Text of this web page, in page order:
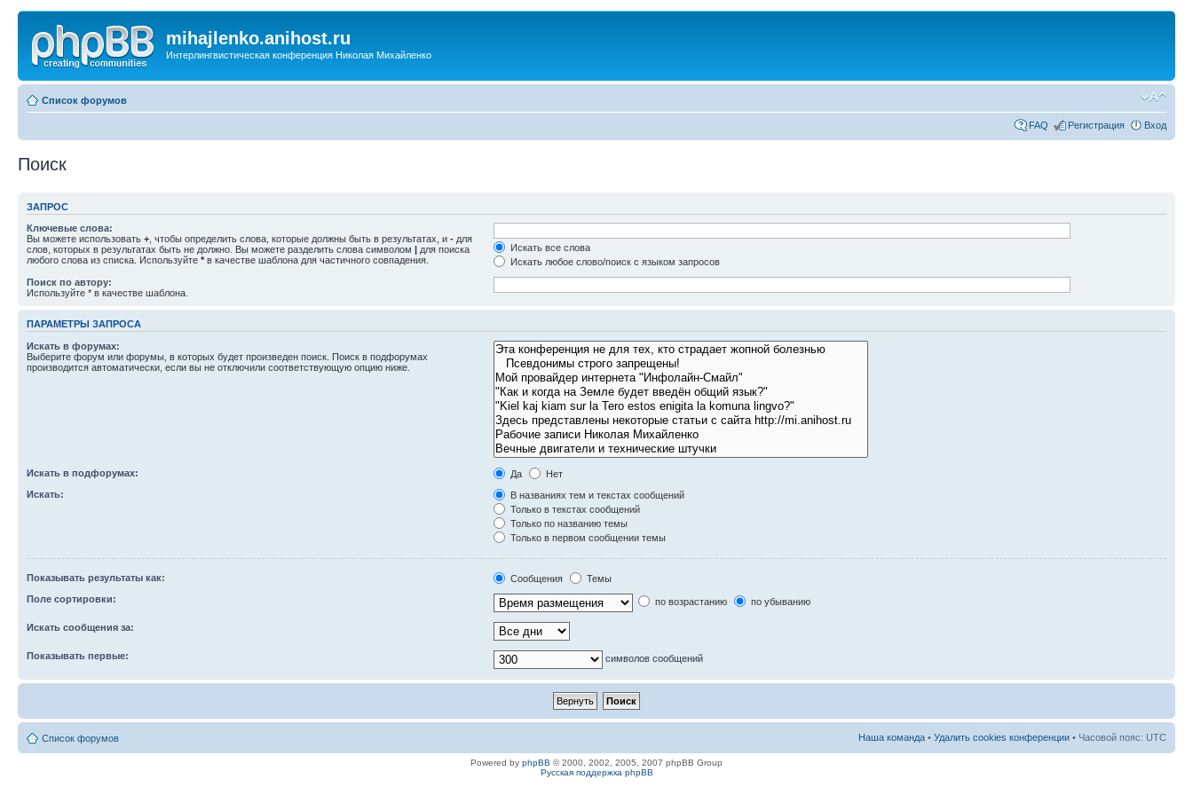
mihajlenko.anihost.ru
Интерлингвистическая конференция Николая Михайленко
Список форумов
FAQ Регистрация Вход
Поиск
ЗАПРОС
Ключевые слова:
Вы можете использовать + , чтобы определить слова, которые должны быть в результатах, и - для
слов, которых в результатах быть не должно. Вы можете разделить слова символом | для поиска
любого слова из списка. Используйте * в качестве шаблона для частичного совпадения.
Искать все слова
Искать любое слово/поиск с языком запросов
Поиск по автору:
Используйте * в качестве шаблона.
ПАРАМЕТРЫ ЗАПРОСА
Искать в форумах:
Выберите форум или форумы, в которых будет произведен поиск. Поиск в подфорумах
производится автоматически, если вы не отключили соответствующую опцию ниже.
Искать в подфорумах: Да
Нет
Искать:
В названиях тем и текстах сообщений
Только в текстах сообщений
Только по названию темы
Только в первом сообщении темы
Показывать результаты как: Сообщения
Темы
Поле сортировки:
по возрастанию по убыванию
Искать сообщения за:
Показывать первые: символов сообщений
Список форумов Наша команда • Удалить cookies конференции • Часовой пояс: UTC
Powered by phpBB © 2000, 2002, 2005, 2007 phpBB Group
Русская поддержка phpBB